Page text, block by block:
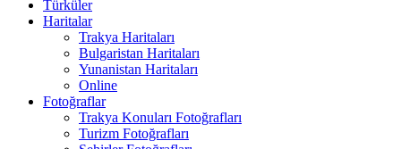
Türküler
Haritalar
Trakya Haritaları
Bulgaristan Haritaları
Yunanistan Haritaları
Online
Fotoğraflar
Trakya Konuları Fotoğrafları
Turizm Fotoğrafları